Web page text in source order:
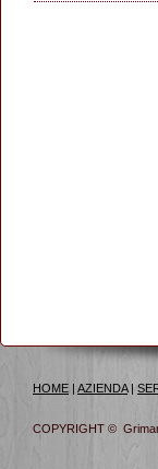
HOME | AZIENDA|
COPYRIGHT ©